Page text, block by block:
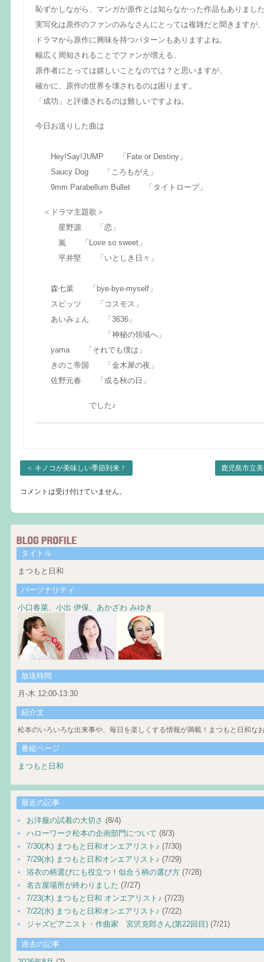
恥ずかしながら、マンガが原作とは知らなかった作品もありまし
実写化は原作のファンのみなさんにとっては複雑だと聞きますが
ドラマから原作に興味を持つパターンもありますよね。
幅広く周知されることでファンが増える、
原作者にとっては嬉しいことなのでは？と思いますが、
確かに、原作の世界を壊されるのは困ります。
「成功」と評価されるのは難しいですよね。
今日お送りした曲は
Hey!Say!JUMP 「Fate or Destiny」
Saucy Dog 「ころもがえ」
9mm Parabellum Bullet 「タイトロープ」
＜ドラマ主題歌＞
星野源 「恋」
嵐 「Love so sweet」
平井堅 「いとしき日々」
森七菜 「bye-bye-myself」
スピッツ 「コスモス」
あいみょん 「3636」
「神秘の領域へ」
yama 「それでも僕は」
きのこ帝国 「金木犀の夜」
佐野元春 「或る秋の日」
でした♪
＜ キノコが美味しい季節到来！ 鹿児島市立
コメントは受け付けていません。
タイトル
まつもと日和
パーソナリティ
小口春菜
小出 伊保 あかざわ みゆき
放送時間
月-木 12:00-13:30
紹介文
松本のいろいろな出来事や、毎日を楽しくする情報が満載！まつもと日和な
番組ページ
まつもと日和
最近の記事
お洋服の試着の大切さ (8/4)
ハローワーク松本の企画部門について (8/3)
7/30(木) まつもと日和オンエアリスト♪ (7/30)
7/29(水) まつもと日和オンエアリスト♪ (7/29)
浴衣の柄選びにも役立つ！似合う柄の選び方 (7/28)
名古屋場所が終わりました (7/27)
7/23(木) まつもと日和 オンエアリスト♪ (7/23)
7/22(水) まつもと日和オンエアリスト♪ (7/22)
ジャズピアニスト・作曲家 宮沢克郎さん(第22回目) (7/21)
過去の記事